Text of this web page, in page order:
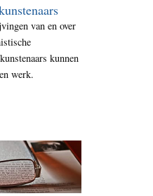
van en over
kunnen
werk.